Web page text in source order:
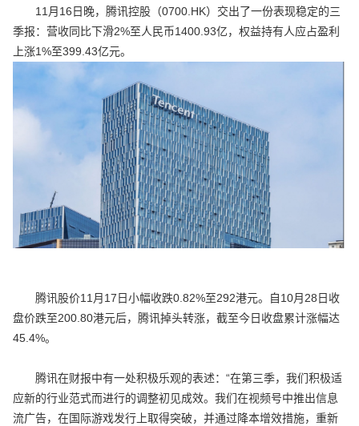
11月16日晚，腾讯控股（0700.HK）交出了一份表现稳定的三
季报：营收同比下滑2%至人民币1400.93亿，权益持有人应占盈利
上涨1%至399.43亿元。
腾讯股价11月17日小幅收跌0.82%至292港元。自10月28日收
盘价跌至200.80港元后，腾讯掉头转涨，截至今日收盘累计涨幅达
45.4%。
腾讯在财报中有一处积极乐观的表述：“在第三季，我们积极适
应新的行业范式而进行的调整初见成效。我们在视频号中推出信息
流广告，在国际游戏发行上取得突破，并通过降本增效措施，重新